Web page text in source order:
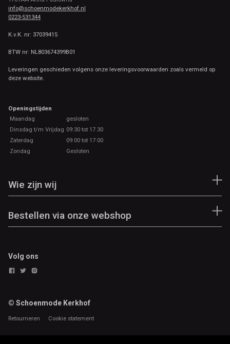
info@schoenmodekerkhof.nl
0223-531344
K.v.K. nr: 37039415
BTW nr: NL803674399B01
Leveringen geschieden volgens onze leveringsvoorwaarden zoals vermeld op
deze website.
Openingstijden
Maandag
gesloten
Dinsdag t/m Vrijdag 09:30 tot 17.30
Zaterdag
09:00 tot 17:00
Zondag
Gesloten
Wie zijn wij
Bestellen via onze webshop
Volg ons
© Schoenmode Kerkhof
Retourneren Cookie statement